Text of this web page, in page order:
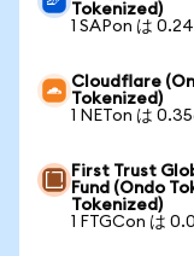
Tokenized)
1 SAPon は
Cloudflare
Tokenized)
1 NETon は
First Trust
Fund (Ondo
Tokenized)
1 FTGCon は